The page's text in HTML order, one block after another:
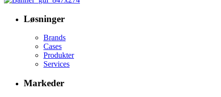
Løsninger
Brands
Cases
Produkter
Services
Markeder